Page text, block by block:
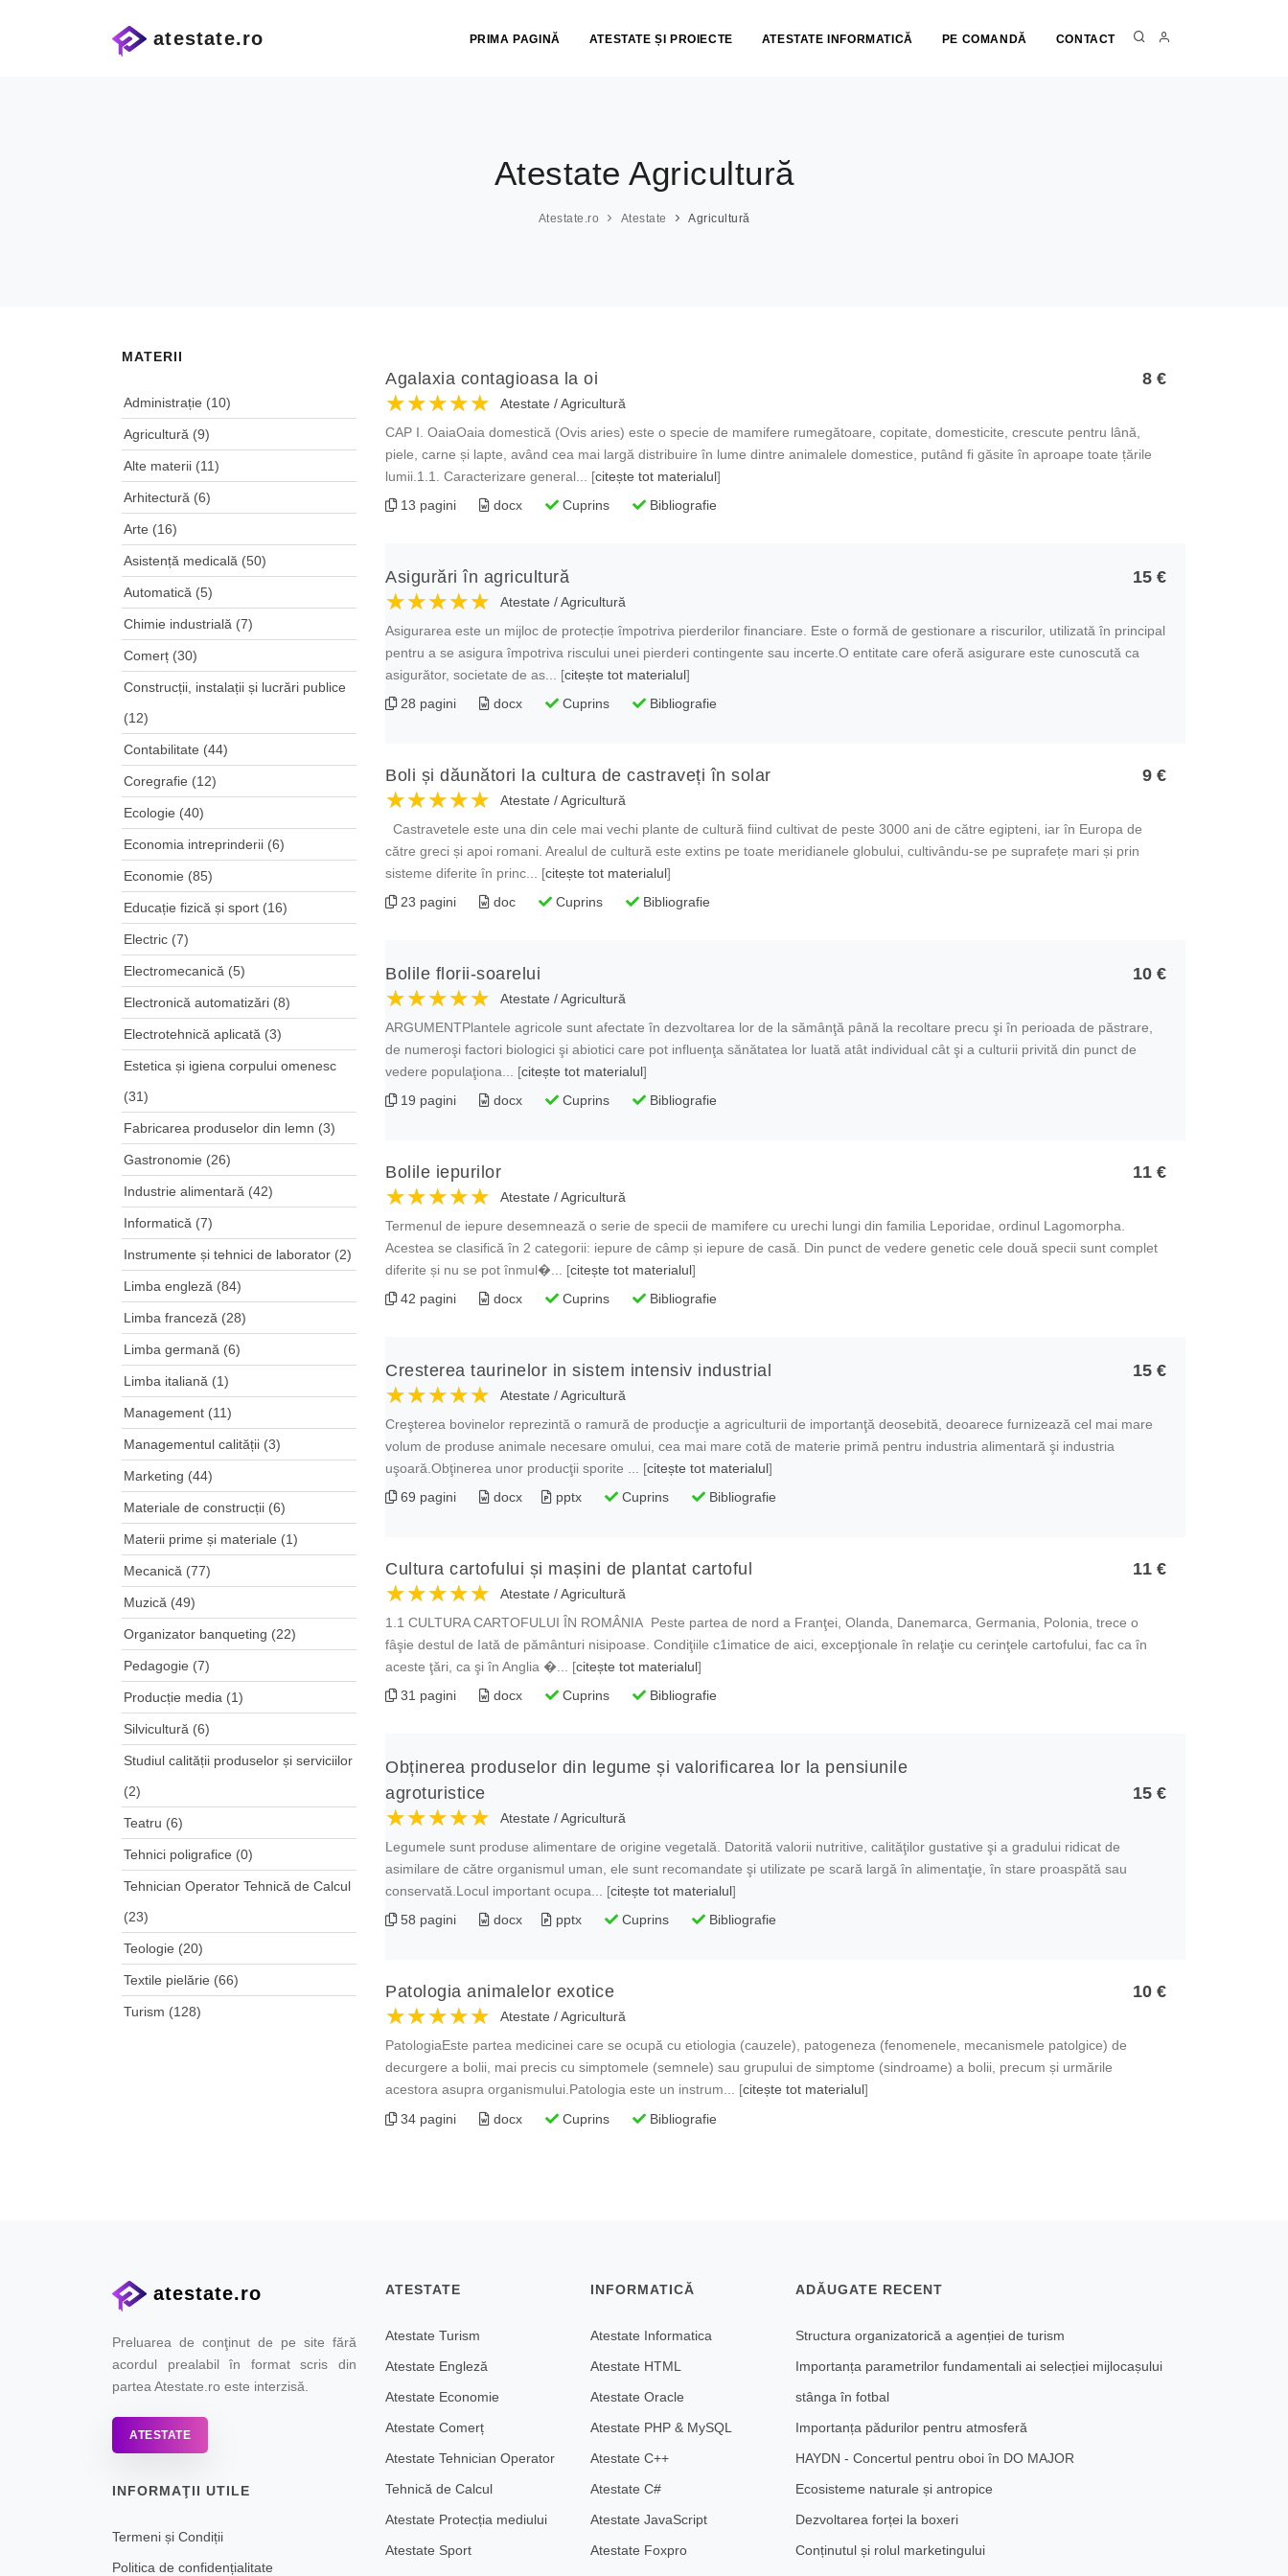
atestate.ro PRIMA PAGINĂ ATESTATE ȘI PROIECTE ATESTATE INFORMATICĂ PE COMANDĂ CONTACT
Atestate Agricultură
Atestate.ro Atestate Agricultură
MATERII
Administrație (10)
Agricultură (9)
Alte materii (11)
Arhitectură (6)
Arte (16)
Asistență medicală (50)
Automatică (5)
Chimie industrială (7)
Comerț (30)
Construcții, instalații și lucrări publice
(12)
Contabilitate (44)
Coregrafie (12)
Ecologie (40)
Economia intreprinderii (6)
Economie (85)
Educație fizică și sport (16)
Electric (7)
Electromecanică (5)
Electronică automatizări (8)
Electrotehnică aplicată (3)
Estetica și igiena corpului omenesc
(31)
Fabricarea produselor din lemn (3)
Gastronomie (26)
Industrie alimentară (42)
Informatică (7)
Instrumente și tehnici de laborator (2)
Limba engleză (84)
Limba franceză (28)
Limba germană (6)
Limba italiană (1)
Management (11)
Managementul calității (3)
Marketing (44)
Materiale de construcții (6)
Materii prime și materiale (1)
Mecanică (77)
Muzică (49)
Organizator banqueting (22)
Pedagogie (7)
Producție media (1)
Silvicultură (6)
Studiul calității produselor și serviciilor
(2)
Teatru (6)
Tehnici poligrafice (0)
Tehnician Operator Tehnică de Calcul
(23)
Teologie (20)
Textile pielărie (66)
Turism (128)
Agalaxia contagioasa la oi 8 €
★★★★★
★★★★★
★★★★★ Atestate /Agricultură
CAP I. OaiaOaia domestică (Ovis aries) este o specie de mamifere rumegătoare, copitate, domesticite, crescute pentru lână,
piele, carne și lapte, având cea mai largă distribuire în lume dintre animalele domestice, putând fi găsite în aproape toate țările
lumii.1.1. Caracterizare general... [citește tot materialul]
13 pagini
docx Cuprins Bibliografie
Asigurări în agricultură 15 €
★★★★★
★★★★★
★★★★★ Atestate /Agricultură
Asigurarea este un mijloc de protecție împotriva pierderilor financiare. Este o formă de gestionare a riscurilor, utilizată în principal
pentru a se asigura împotriva riscului unei pierderi contingente sau incerte.O entitate care oferă asigurare este cunoscută ca
asigurător, societate de as... [citește tot materialul]
28 pagini
docx Cuprins Bibliografie
Boli și dăunători la cultura de castraveți în solar 9 €
★★★★★
★★★★★
★★★★★ Atestate /Agricultură
Castravetele este una din cele mai vechi plante de cultură fiind cultivat de peste 3000 ani de către egipteni, iar în Europa de
către greci și apoi romani. Arealul de cultură este extins pe toate meridianele globului, cultivându-se pe suprafețe mari și prin
sisteme diferite în princ... [citește tot materialul]
23 pagini
doc Cuprins Bibliografie
Bolile florii-soarelui 10 €
★★★★★
★★★★★
★★★★★ Atestate /Agricultură
ARGUMENTPlantele agricole sunt afectate în dezvoltarea lor de la sămânţă până la recoltare precu şi în perioada de păstrare,
de numeroşi factori biologici şi abiotici care pot influenţa sănătatea lor luată atât individual cât şi a culturii privită din punct de
vedere populaţiona... [citește tot materialul]
19 pagini
docx Cuprins Bibliografie
Bolile iepurilor 11 €
★★★★★
★★★★★
★★★★★ Atestate /Agricultură
Termenul de iepure desemnează o serie de specii de mamifere cu urechi lungi din familia Leporidae, ordinul Lagomorpha.
Acestea se clasifică în 2 categorii: iepure de câmp și iepure de casă. Din punct de vedere genetic cele două specii sunt complet
diferite și nu se pot înmul�... [citește tot materialul]
42 pagini
docx Cuprins Bibliografie
Cresterea taurinelor in sistem intensiv industrial 15 €
★★★★★
★★★★★
★★★★★ Atestate /Agricultură
Creşterea bovinelor reprezintă o ramură de producţie a agriculturii de importanţă deosebită, deoarece furnizează cel mai mare
volum de produse animale necesare omului, cea mai mare cotă de materie primă pentru industria alimentară şi industria
uşoară.Obţinerea unor producţii sporite ... [citește tot materialul]
69 pagini
docx pptx Cuprins Bibliografie
Cultura cartofului și mașini de plantat cartoful 11 €
★★★★★
★★★★★
★★★★★ Atestate /Agricultură
1.1 CULTURA CARTOFULUI ÎN ROMÂNIA Peste partea de nord a Franţei, Olanda, Danemarca, Germania, Polonia, trece o
fâşie destul de Iată de pământuri nisipoase. Condiţiile c1imatice de aici, excepţionale în relaţie cu cerinţele cartofului, fac ca în
aceste ţări, ca şi în Anglia �... [citește tot materialul]
31 pagini
docx Cuprins Bibliografie
Obținerea produselor din legume și valorificarea lor la pensiunile
agroturistice
15 €
★★★★★
★★★★★
★★★★★ Atestate /Agricultură
Legumele sunt produse alimentare de origine vegetală. Datorită valorii nutritive, calităţilor gustative şi a gradului ridicat de
asimilare de către organismul uman, ele sunt recomandate şi utilizate pe scară largă în alimentaţie, în stare proaspătă sau
conservată.Locul important ocupa... [citește tot materialul]
58 pagini
docx pptx Cuprins Bibliografie
Patologia animalelor exotice 10 €
★★★★★
★★★★★
★★★★★ Atestate /Agricultură
PatologiaEste partea medicinei care se ocupă cu etiologia (cauzele), patogeneza (fenomenele, mecanismele patolgice) de
decurgere a bolii, mai precis cu simptomele (semnele) sau grupului de simptome (sindroame) a bolii, precum și urmările
acestora asupra organismului.Patologia este un instrum... [citește tot materialul]
34 pagini
docx Cuprins Bibliografie
atestate.ro
Preluarea de conţinut de pe site fără
acordul prealabil în format scris din
partea Atestate.ro este interzisă.
ATESTATE
INFORMAŢII UTILE
Termeni și Condiții
Politica de confidențialitate
ATESTATE
Atestate Turism
Atestate Engleză
Atestate Economie
Atestate Comerț
Atestate Tehnician Operator
Tehnică de Calcul
Atestate Protecția mediului
Atestate Sport
INFORMATICĂ
Atestate Informatica
Atestate HTML
Atestate Oracle
Atestate PHP & MySQL
Atestate C++
Atestate C#
Atestate JavaScript
Atestate Foxpro
ADĂUGATE RECENT
Structura organizatorică a agenției de turism
Importanța parametrilor fundamentali ai selecției mijlocașului
stânga în fotbal
Importanța pădurilor pentru atmosferă
HAYDN - Concertul pentru oboi în DO MAJOR
Ecosisteme naturale și antropice
Dezvoltarea forței la boxeri
Conținutul și rolul marketingului